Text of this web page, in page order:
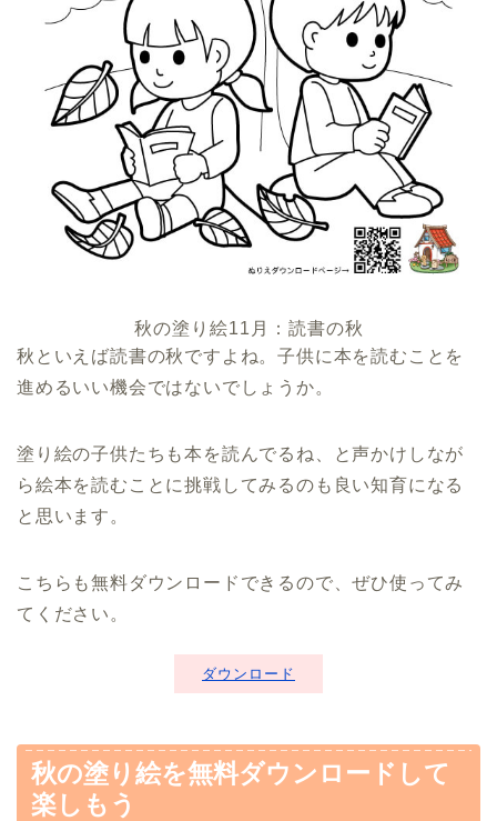
秋の塗り絵11月：読書の秋
秋といえば読書の秋ですよね。子供に本を読むことを
進めるいい機会ではないでしょうか。
塗り絵の子供たちも本を読んでるね、と声かけしなが
ら絵本を読むことに挑戦してみるのも良い知育になる
と思います。
こちらも無料ダウンロードできるので、ぜひ使ってみ
てください。
ダウンロード
秋の塗り絵を無料ダウンロードして
楽しもう